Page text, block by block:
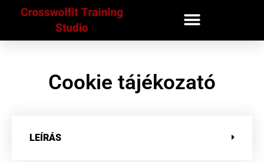
Cookie tájékozató
LEÍRÁS